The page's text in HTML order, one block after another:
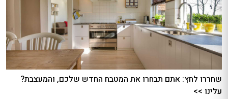
שחררו לחץ: אתם תבחרו את המטבח החדש שלכם, והמעצבת?
עלינו >>